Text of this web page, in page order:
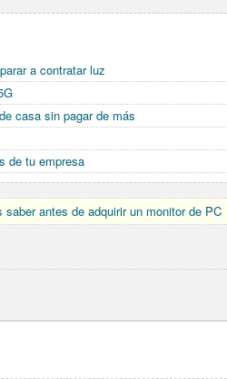
a contratar luz
casa sin pagar de más
de tu empresa
saber antes de adquirir un monitor de PC